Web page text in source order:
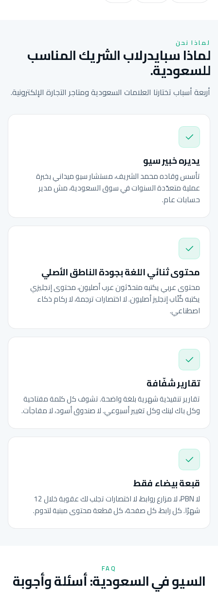
لماذا نحن
لماذا سبايدرلاب الشريك المناسب
للسعودية.
أربعة أسباب تختارنا العلامات السعودية ومتاجر التجارة الإلكترونية.
يديره خبير سيو
تأسس وقاده محمد الشريف، مستشار سيو ميداني بخبرة
عملية متعدّدة السنوات في سوق السعودية، مش مدير
حسابات عام.
محتوى ثنائي اللغة بجودة الناطق الأصلي
محتوى عربي يكتبه متحدّثون عرب أصليون، محتوى إنجليزي
يكتبه كُتّاب إنجليز أصليون. لا اختصارات ترجمة، لا ركام ذكاء
اصطناعي.
تقارير شفّافة
تقارير تنفيذية شهرية بلغة واضحة. تشوف كل كلمة مفتاحية
وكل باك لينك وكل تغيير أسبوعي. لا صندوق أسود، لا مفاجآت.
قبعة بيضاء فقط
لا PBN، لا مزارع روابط، لا اختصارات تجلب لك عقوبة خلال 12
شهرًا. كل رابط، كل صفحة، كل قطعة محتوى مبنية لتدوم.
FAQ
السيو في السعودية: أسئلة وأجوبة